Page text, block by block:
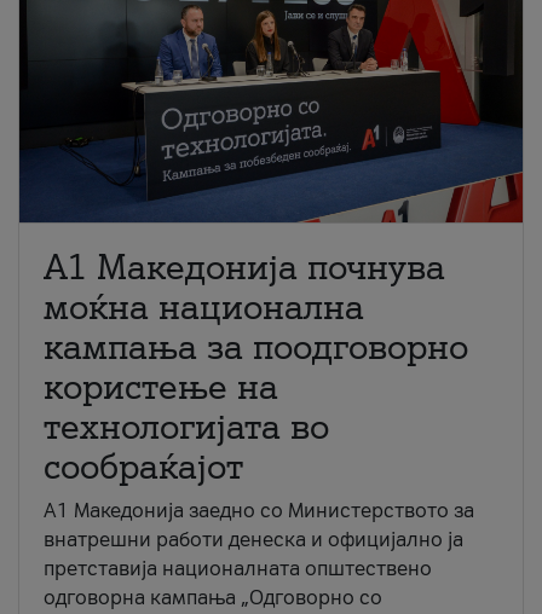
A1 Македонија почнува
моќна национална
кампања за поодговорно
користење на
технологијата во
сообраќајот
A1 Македонија заедно со Министерството за
внатрешни работи денеска и официјално ја
претставија националната општествено
одговорна кампања „Одговорно со